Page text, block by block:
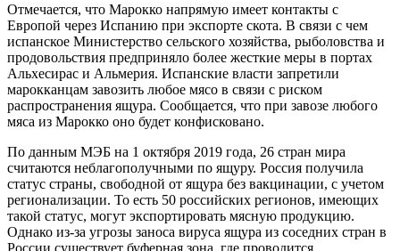
Отмечается, что Марокко напрямую имеет контакты с
Европой через Испанию при экспорте скота. В связи с чем
испанское Министерство сельского хозяйства, рыболовства и
продовольствия предприняло более жесткие меры в портах
Альхесирас и Альмерия. Испанские власти запретили
марокканцам завозить любое мясо в связи с риском
распространения ящура. Сообщается, что при завозе любого
мяса из Марокко оно будет конфисковано.
По данным МЭБ на 1 октября 2019 года, 26 стран мира
считаются неблагополучными по ящуру. Россия получила
статус страны, свободной от ящура без вакцинации, с учетом
регионализации. То есть 50 российских регионов, имеющих
такой статус, могут экспортировать мясную продукцию.
Однако из-за угрозы заноса вируса ящура из соседних стран в
России существует буферная зона, где проводится